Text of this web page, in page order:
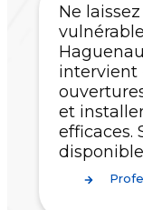
Ne
intervient
et
efficaces.